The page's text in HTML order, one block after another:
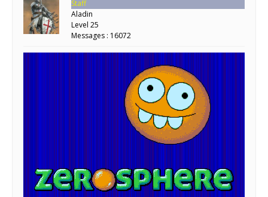
Staff
Aladin
Level 25
Messages : 16072